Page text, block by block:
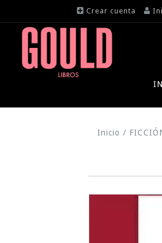
Crear cuenta
Inicio /